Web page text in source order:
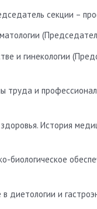
секции –
и гинекологии
труда и
История
биологическое
диетологии и